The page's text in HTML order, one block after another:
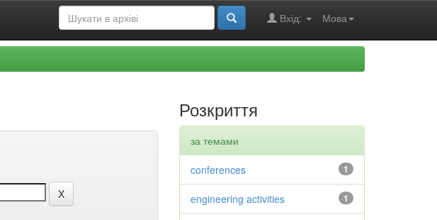
Мова
Вхід:
Розкриття
за темами
1
conferences
1
engineering activities